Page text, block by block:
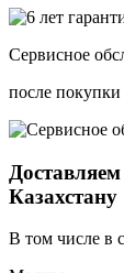
Сервисное
после покупки
Казахстану
В том числе в